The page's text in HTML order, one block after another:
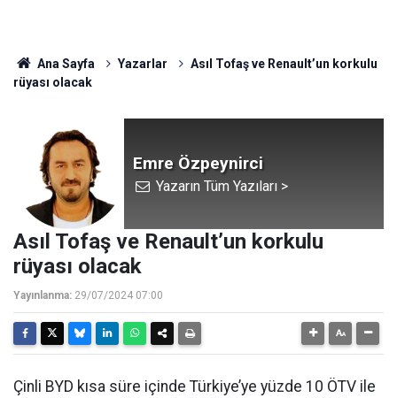
Ana Sayfa Yazarlar
Asıl Tofaş ve Renault’un korkulu
rüyası olacak
Emre Özpeynirci
Yazarın Tüm Yazıları >
Asıl Tofaş ve Renault’un korkulu
rüyası olacak
Yayınlanma: 29/07/2024 07:00
Çinli BYD kısa süre içinde Türkiye’ye yüzde 10 ÖTV ile